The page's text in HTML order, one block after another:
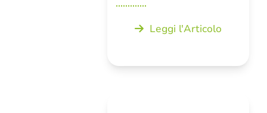
Leggi l'Articolo